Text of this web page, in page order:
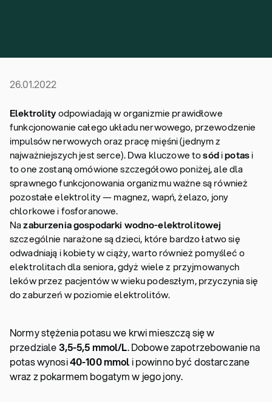
26.01.2022
Elektrolityodpowiadają w organizmie prawidłowe
funkcjonowanie całego układu nerwowego, przewodzenie
impulsów nerwowych oraz pracę mięśni (jednym z
najważniejszych jest serce). Dwa kluczowe tosódipotasi
to one zostaną omówione szczegółowo poniżej, ale dla
sprawnego funkcjonowania organizmu ważne są również
pozostałe elektrolity — magnez, wapń, żelazo, jony
chlorkowe i fosforanowe.
Nazaburzenia gospodarki wodno-elektrolitowej
szczególnie narażone są dzieci, które bardzo łatwo się
odwadniają i kobiety w ciąży, warto również pomyśleć o
elektrolitach dla seniora, gdyż wiele z przyjmowanych
leków przez pacjentów w wieku podeszłym, przyczynia się
do zaburzeń w poziomie elektrolitów.
Normy stężenia potasu we krwi mieszczą się w
przedziale3,5-5,5 mmol/L. Dobowe zapotrzebowanie na
potas wynosi40-100 mmol i powinno być dostarczane
wraz z pokarmem bogatym w jego jony.